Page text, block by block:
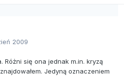
2009
Różni się ona jednak m.in. kryzą
Jedyną oznaczeniem